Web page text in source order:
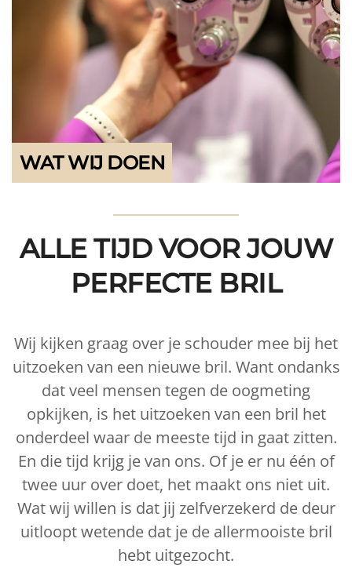
WAT WIJ DOEN
ALLE TIJD VOOR JOUW
PERFECTE BRIL
Wij kijken graag over je schouder mee bij het
uitzoeken van een nieuwe bril. Want ondanks
dat veel mensen tegen de oogmeting
opkijken, is het uitzoeken van een bril het
onderdeel waar de meeste tijd in gaat zitten.
En die tijd krijg je van ons. Of je er nu één of
twee uur over doet, het maakt ons niet uit.
Wat wij willen is dat jij zelfverzekerd de deur
uitloopt wetende dat je de allermooiste bril
hebt uitgezocht.